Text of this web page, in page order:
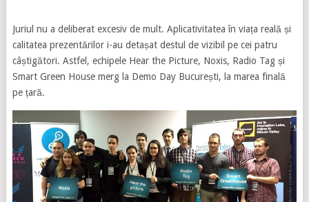
Juriul nu a deliberat excesiv de mult. Aplicativitatea în viața reală și
calitatea prezentărilor i-au detașat destul de vizibil pe cei patru
câștigători. Astfel, echipele Hear the Picture, Noxis, Radio Tag și
Smart Green House merg la Demo Day București, la marea finală
pe țară.